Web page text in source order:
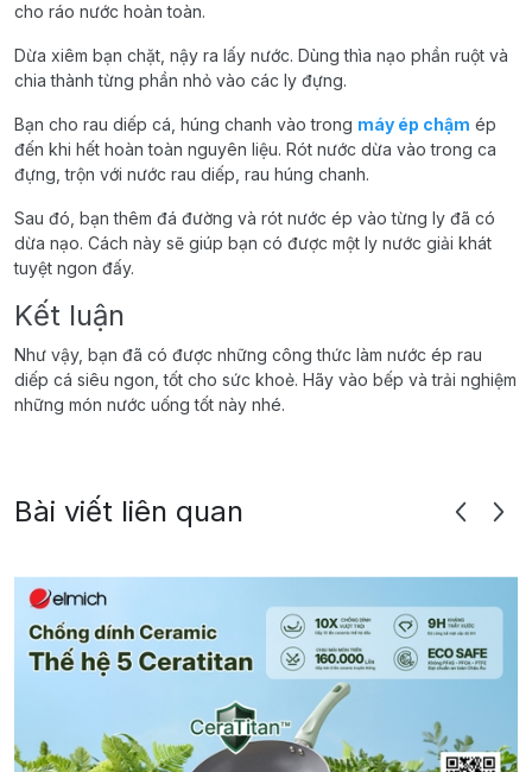
cho ráo nước hoàn toàn.
Dừa xiêm bạn chặt, nậy ra lấy nước. Dùng thìa nạo phần ruột và
chia thành từng phần nhỏ vào các ly đựng.
Bạn cho rau diếp cá, húng chanh vào trong máy ép chậm ép
đến khi hết hoàn toàn nguyên liệu. Rót nước dừa vào trong ca
đựng, trộn với nước rau diếp, rau húng chanh.
Sau đó, bạn thêm đá đường và rót nước ép vào từng ly đã có
dừa nạo. Cách này sẽ giúp bạn có được một ly nước giải khát
tuyệt ngon đấy.
Kết luận
Như vậy, bạn đã có được những công thức làm nước ép rau
diếp cá siêu ngon, tốt cho sức khoẻ. Hãy vào bếp và trải nghiệm
những món nước uống tốt này nhé.
Bài viết liên quan